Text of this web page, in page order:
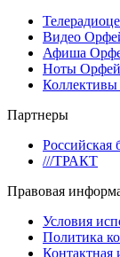
Видео
Афиша
Ноты Орфей
Партнеры
Российская
///ТРАКТ
Правовая
Условия
Политика
Контактная